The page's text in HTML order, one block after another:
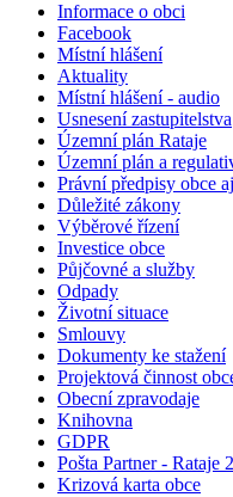
Informace o obci
Facebook
Místní hlášení
Aktuality
Místní hlášení - audio
Usnesení zastupitelstva
Územní plán Rataje
Územní plán a
Právní předpisy obce
Důležité zákony
Výběrové řízení
Investice obce
Půjčovné a služby
Odpady
Životní situace
Smlouvy
Dokumenty ke stažení
Projektová činnost
Obecní zpravodaje
Knihovna
GDPR
Pošta Partner - Rataje
Krizová karta obce